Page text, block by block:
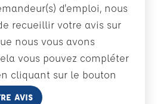
d'emploi, nous
recueillir votre avis sur
nous vous avons
vous pouvez compléter
cliquant sur le bouton
AVIS